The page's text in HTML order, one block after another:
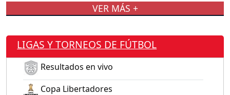
VER MÁS +
LIGAS Y TORNEOS DE FÚTBOL
Resultados en vivo
Copa Libertadores